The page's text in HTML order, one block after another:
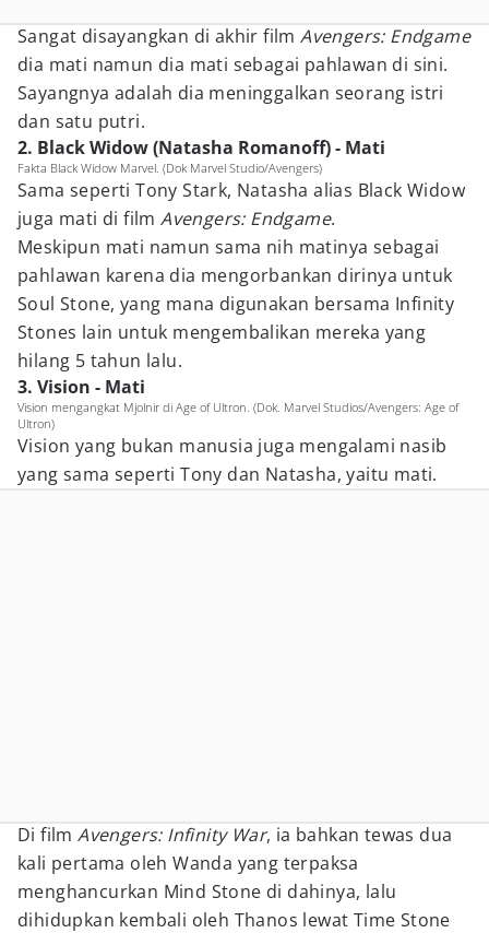
Sangat disayangkan di akhir filmAvengers: Endgame
dia mati namun dia mati sebagai pahlawan di sini.
Sayangnya adalah dia meninggalkan seorang istri
dan satu putri.
2. Black Widow (Natasha Romanoff) - Mati
Fakta Black Widow Marvel. (Dok Marvel Studio/Avengers)
Sama seperti Tony Stark, Natasha alias Black Widow
juga mati di filmAvengers: Endgame.
Meskipun mati namun sama nih matinya sebagai
pahlawan karena dia mengorbankan dirinya untuk
Soul Stone, yang mana digunakan bersama Infinity
Stones lain untuk mengembalikan mereka yang
hilang 5 tahun lalu.
3. Vision - Mati
Vision mengangkat Mjolnir di Age of Ultron. (Dok. Marvel Studios/Avengers: Age of
Ultron)
Vision yang bukan manusia juga mengalami nasib
yang sama seperti Tony dan Natasha, yaitu mati.
Di filmAvengers: Infinity War, ia bahkan tewas dua
kali pertama oleh Wanda yang terpaksa
menghancurkan Mind Stone di dahinya, lalu
dihidupkan kembali oleh Thanos lewat Time Stone